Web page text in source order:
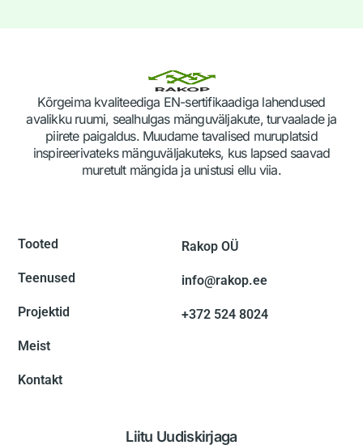
Kõrgeima kvaliteediga EN-sertifikaadiga lahendused
avalikku ruumi, sealhulgas mänguväljakute, turvaalade ja
piirete paigaldus. Muudame tavalised muruplatsid
inspireerivateks mänguväljakuteks, kus lapsed saavad
muretult mängida ja unistusi ellu viia.
Tooted
Teenused
Projektid
Meist
Kontakt
Rakop OÜ
info@rakop.ee
+372 524 8024
Liitu Uudiskirjaga